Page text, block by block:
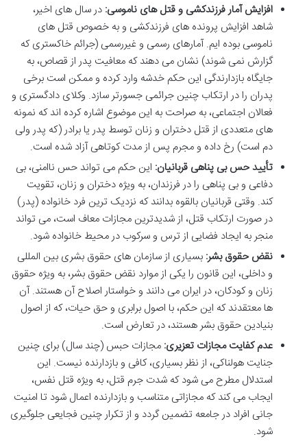
افزایش آمار فرزندکشی و قتل های ناموسی: در سال های اخیر،
شاهد افزایش پرونده های فرزندکشی و به خصوص قتل های
ناموسی بوده ایم. آمارهای رسمی و غیررسمی (جرائم خاکستری که
گزارش نمی شوند) نشان می دهند که معافیت پدر از قصاص، به
جایگاه بازدارندگی این حکم خدشه وارد کرده و ممکن است برخی
پدران را در ارتکاب چنین جرائمی جسورتر سازد. وکلای دادگستری و
فعالان اجتماعی، به صراحت به این موضوع اشاره کرده اند که نمونه
های متعددی از قتل دختران و زنان توسط پدر یا برادر (که پدر ولی
دم است) رخ داده و مجرم پس از مدت کوتاهی آزاد شده است.
تأیید حس بی پناهی قربانیان: این حکم می تواند حس ناامنی، بی
دفاعی و بی پناهی را در فرزندان، به ویژه دختران و زنان، تقویت
کند. وقتی قربانیان بالقوه بدانند که نزدیک ترین فرد خانواده (پدر)
در صورت ارتکاب قتل، از شدیدترین مجازات معاف است، می تواند
منجر به ایجاد فضایی از ترس و سرکوب در محیط خانواده شود.
نقض حقوق بشر: بسیاری از سازمان های حقوق بشری بین المللی
و داخلی، این قانون را یکی از موارد نقض حقوق بشر، به ویژه حقوق
زنان و کودکان، در ایران می دانند و خواستار اصلاح آن هستند. آن
ها معتقدند که این حکم، با اصول برابری و حق حیات، که از اصول
بنیادین حقوق بشر هستند، در تعارض است.
عدم کفایت مجازات تعزیری: مجازات حبس (چند سال) برای چنین
جنایت هولناکی، از نظر بسیاری، کافی و بازدارنده نیست. این
استدلال مطرح می شود که شدت جرم قتل، به ویژه قتل نفس،
ایجاب می کند که مجازاتی متناسب و بازدارنده اعمال شود تا امنیت
جانی افراد در جامعه تضمین گردد و از تکرار چنین فجایعی جلوگیری
شود.